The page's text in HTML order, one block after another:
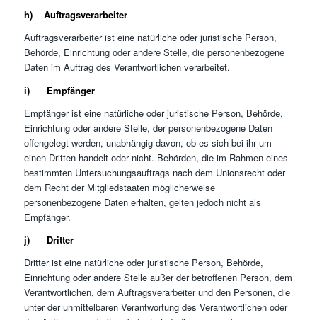
h) Auftragsverarbeiter
Auftragsverarbeiter ist eine natürliche oder juristische Person,
Behörde, Einrichtung oder andere Stelle, die personenbezogene
Daten im Auftrag des Verantwortlichen verarbeitet.
i) Empfänger
Empfänger ist eine natürliche oder juristische Person, Behörde,
Einrichtung oder andere Stelle, der personenbezogene Daten
offengelegt werden, unabhängig davon, ob es sich bei ihr um
einen Dritten handelt oder nicht. Behörden, die im Rahmen eines
bestimmten Untersuchungsauftrags nach dem Unionsrecht oder
dem Recht der Mitgliedstaaten möglicherweise
personenbezogene Daten erhalten, gelten jedoch nicht als
Empfänger.
j) Dritter
Dritter ist eine natürliche oder juristische Person, Behörde,
Einrichtung oder andere Stelle außer der betroffenen Person, dem
Verantwortlichen, dem Auftragsverarbeiter und den Personen, die
unter der unmittelbaren Verantwortung des Verantwortlichen oder